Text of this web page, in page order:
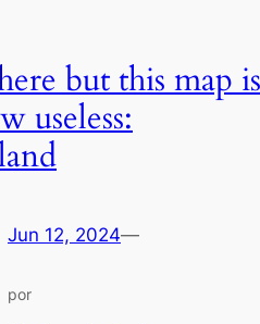
but this map is
useless:
Jun 12, 2024—
por